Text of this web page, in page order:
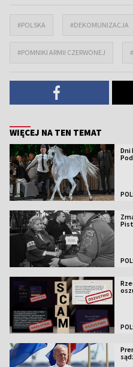
#POLSKA #DEKOMUNIZACJA
#POMNIKI ARMII CZERWONEJ
WIĘCEJ NA TEN TEMAT
Dni